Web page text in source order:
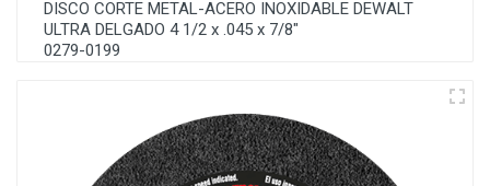
DISCO CORTE METAL-ACERO INOXIDABLE DEWALT
ULTRA DELGADO 4 1/2 x .045 x 7/8"
0279-0199